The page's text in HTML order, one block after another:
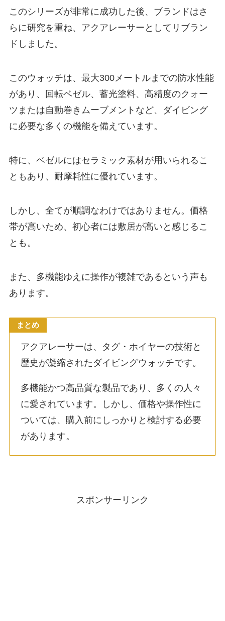
このシリーズが非常に成功した後、ブランドはさ
らに研究を重ね、アクアレーサーとしてリブラン
ドしました。
このウォッチは、最大300メートルまでの防水性能
があり、回転ベゼル、蓄光塗料、高精度のクォー
ツまたは自動巻きムーブメントなど、ダイビング
に必要な多くの機能を備えています。
特に、ベゼルにはセラミック素材が用いられるこ
ともあり、耐摩耗性に優れています。
しかし、全てが順調なわけではありません。価格
帯が高いため、初心者には敷居が高いと感じるこ
とも。
また、多機能ゆえに操作が複雑であるという声も
あります。
まとめ
アクアレーサーは、タグ・ホイヤーの技術と
歴史が凝縮されたダイビングウォッチです。
多機能かつ高品質な製品であり、多くの人々
に愛されています。しかし、価格や操作性に
ついては、購入前にしっかりと検討する必要
があります。
スポンサーリンク